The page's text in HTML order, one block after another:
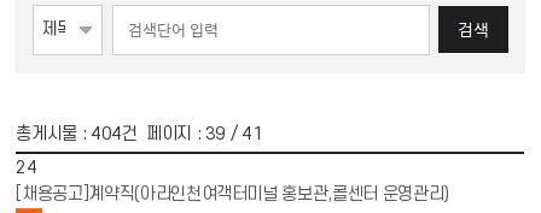
검색
총게시물 : 404건 페이지 : 39 / 41
24
[채용공고]계약직(아라인천여객터미널 홍보관,콜센터 운영관리)